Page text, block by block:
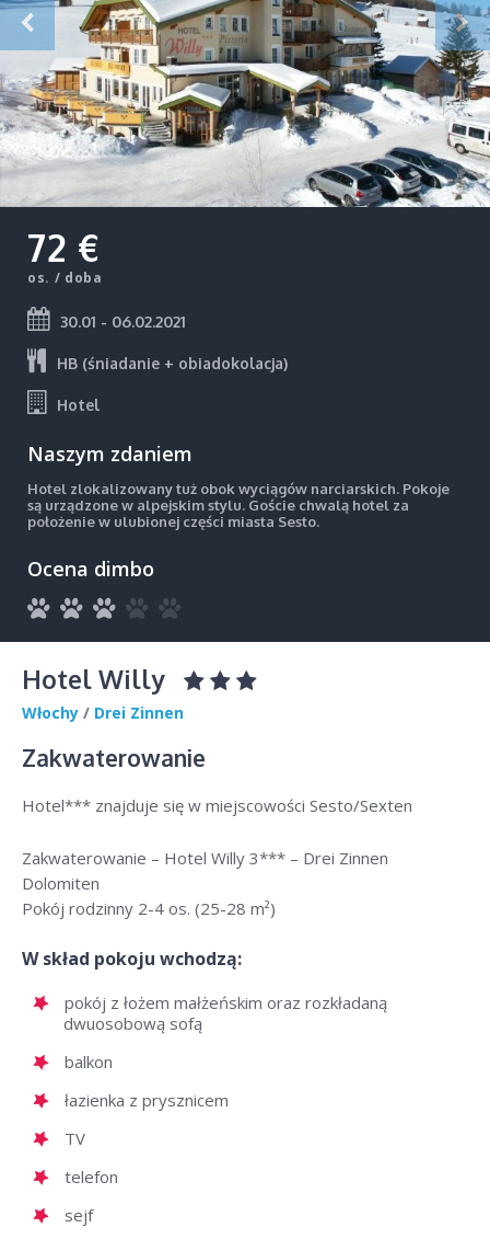
72 €
os. / doba
30.01 - 06.02.2021
HB (śniadanie + obiadokolacja)
Hotel
Naszym zdaniem
Hotel zlokalizowany tuż obok wyciągów narciarskich. Pokoje
są urządzone w alpejskim stylu. Goście chwalą hotel za
położenie w ulubionej części miasta Sesto.
Ocena dimbo
Hotel Willy
Włochy / Drei Zinnen
Zakwaterowanie
Hotel*** znajduje się w miejscowości Sesto/Sexten
Zakwaterowanie – Hotel Willy 3*** – Drei Zinnen
Dolomiten
Pokój rodzinny 2-4 os. (25-28 m²)
W skład pokoju wchodzą:
pokój z łożem małżeńskim oraz rozkładaną
dwuosobową sofą
balkon
łazienka z prysznicem
TV
telefon
sejf